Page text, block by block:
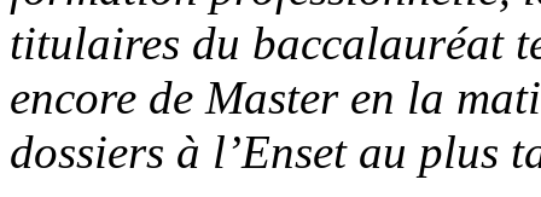
titulaires du baccalauréat
encore de Master en la
dossiers à l’Enset au plus